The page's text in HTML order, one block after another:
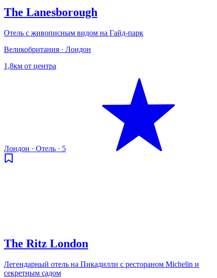
The Lanesborough
Отель с живописным видом на Гайд-парк
Великобритания · Лондон
1,8км от центра
Лондон · Отель · 5
The Ritz London
Легендарный отель на Пикадилли с рестораном Michelin и
секретным садом